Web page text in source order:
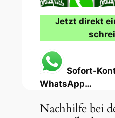
Jetzt direkt
Sofort-
WhatsApp…
Nachhilfe bei